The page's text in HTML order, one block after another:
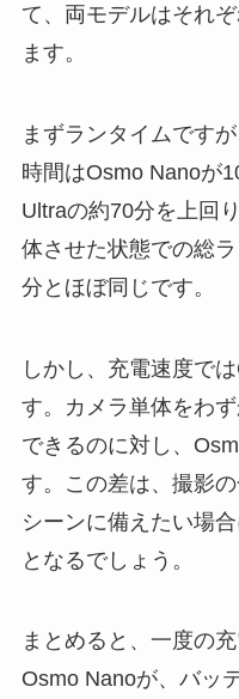
て、両モデルはそれ
ます。
まずランタイムです
時間はOsmo Nanoが
Ultraの約70分を上回
体させた状態での総
分とほぼ同じです。
しかし、充電速度で
す。カメラ単体をわ
できるのに対し、
す。この差は、撮影
シーンに備えたい場
となるでしょう。
まとめると、一度の
Osmo Nanoが、バッ